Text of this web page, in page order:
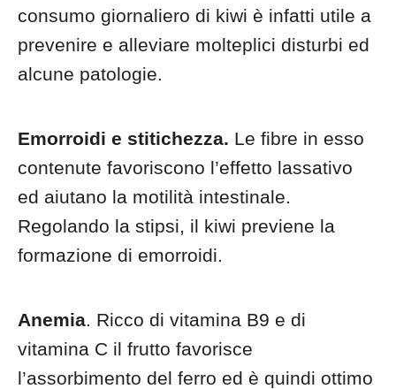
consumo giornaliero di kiwi è infatti utile a
prevenire e alleviare molteplici disturbi ed
alcune patologie.
Emorroidi e stitichezza. Le fibre in esso
contenute favoriscono l’effetto lassativo
ed aiutano la motilità intestinale.
Regolando la stipsi, il kiwi previene la
formazione di emorroidi.
Anemia. Ricco di vitamina B9 e di
vitamina C il frutto favorisce
l’assorbimento del ferro ed è quindi ottimo